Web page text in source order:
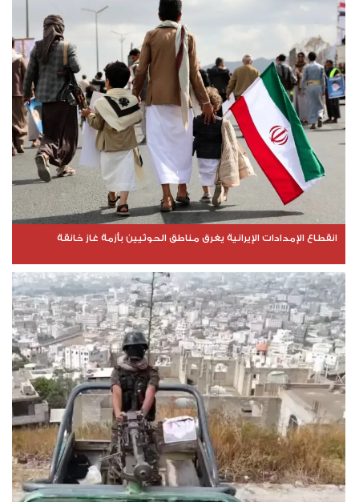
انقطاع الإمدادات الإيرانية يغرق مناطق الحوثيين بأزمة غاز خانقة